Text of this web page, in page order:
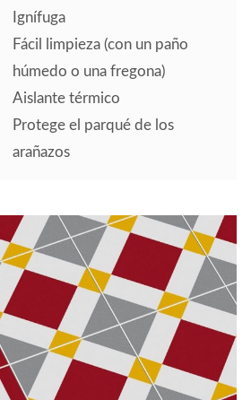
Ignífuga
Fácil limpieza (con un paño
húmedo o una fregona)
Aislante térmico
Protege el parqué de los
arañazos